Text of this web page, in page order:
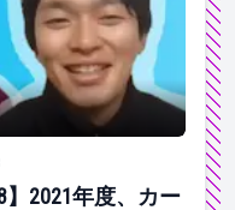
年度、カード送信件
】2021年度、カー